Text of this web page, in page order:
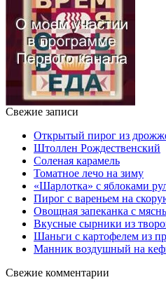
Свежие записи
Открытый пирог из
Штоллен Рождественский
Соленая карамель
Томатное лечо на зиму
«Шарлотка» с яблоками
Пирог с вареньем на
Овощная запеканка с
Вкусные сырники из
Шаньги с картофелем из
Манник воздушный на
Свежие комментарии